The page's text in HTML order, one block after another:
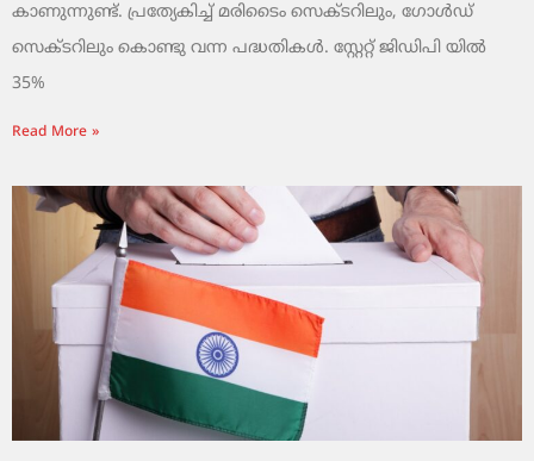
കാണുന്നുണ്ട്. പ്രത്യേകിച്ച് മരിടൈം സെക്ടറിലും, ഗോൾഡ്
സെക്ടറിലും കൊണ്ടു വന്ന പദ്ധതികൾ. സ്റ്റേറ്റ് ജിഡിപി യിൽ
35%
Read More »